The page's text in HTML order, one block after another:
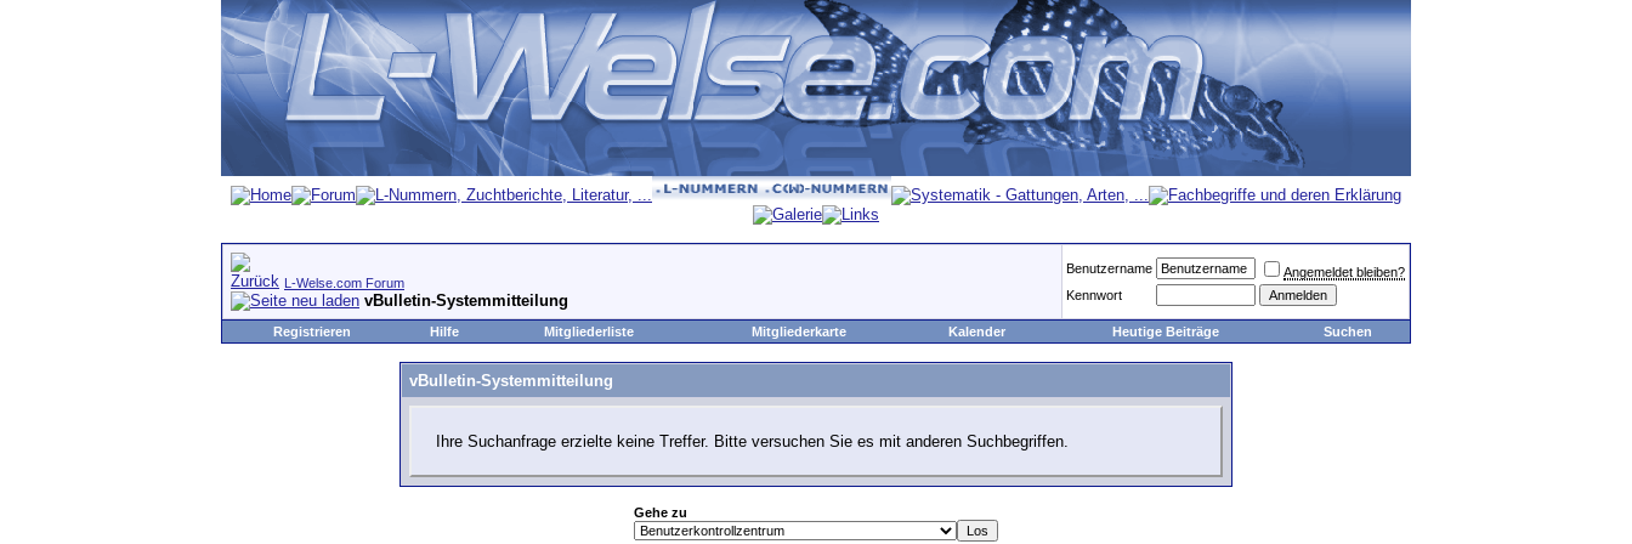
L-Welse.com Forum
vBulletin-Systemmitteilung
Benutzername
Angemeldet bleiben?
Kennwort
Registrieren Hilfe Mitgliederliste Mitgliederkarte Kalender Heutige Beiträge Suchen
vBulletin-Systemmitteilung
Ihre Suchanfrage erzielte keine Treffer. Bitte versuchen Sie es mit anderen Suchbegriffen.
Gehe zu